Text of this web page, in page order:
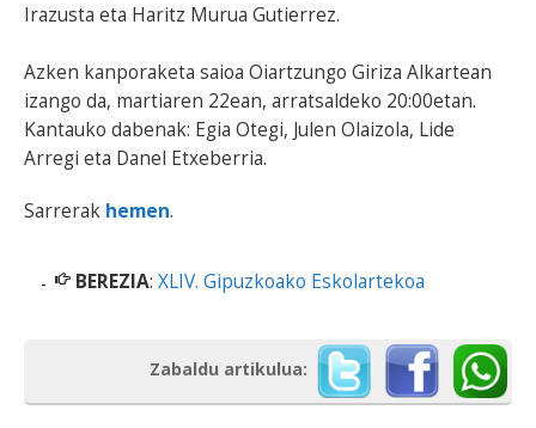
Irazusta eta Haritz Murua Gutierrez.
Azken kanporaketa saioa Oiartzungo Giriza Alkartean
izango da, martiaren 22ean, arratsaldeko 20:00etan.
Kantauko dabenak: Egia Otegi, Julen Olaizola, Lide
Arregi eta Danel Etxeberria.
Sarrerak hemen.
BEREZIA: XLIV. Gipuzkoako Eskolartekoa
Zabaldu artikulua: